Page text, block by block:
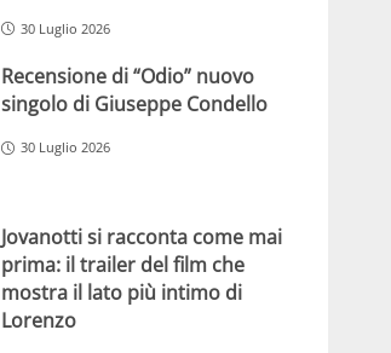
30 Luglio 2026
Recensione di “Odio” nuovo
singolo di Giuseppe Condello
30 Luglio 2026
Jovanotti si racconta come mai
prima: il trailer del film che
mostra il lato più intimo di
Lorenzo